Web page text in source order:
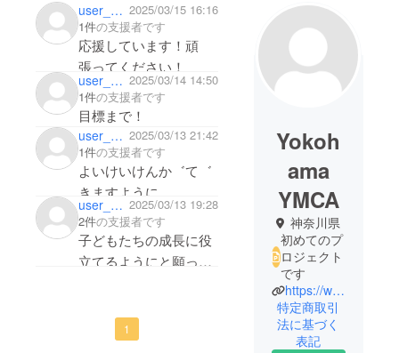
user_5628c39efc74 2025/03/15 16:16
1件の支援者です
応援しています！頑
張ってください！
user_3cf873d04544 2025/03/14 14:50
1件の支援者です
目標まで！
user_eee25ae28ff4 2025/03/13 21:42
1件の支援者です
よいけいけんか゛て゛
きますように。
user_8bc2afda30a4 2025/03/13 19:28
2件の支援者です
子どもたちの成長に役
立てるようにと願って
1
Yokoh
ama
YMCA
神奈川県
初めてのプ
ロジェクト
です
https://www.yokohamaymca.org/
特定商取引
法に基づく
表記